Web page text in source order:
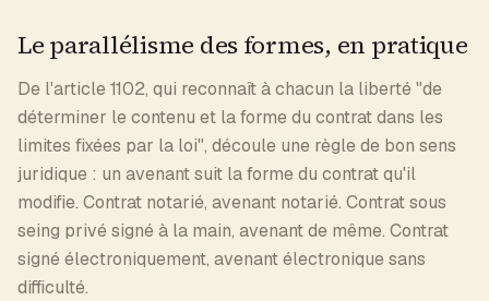
Le parallélisme des formes, en pratique
De l'article 1102, qui reconnaît à chacun la liberté "de
déterminer le contenu et la forme du contrat dans les
limites fixées par la loi", découle une règle de bon sens
juridique : un avenant suit la forme du contrat qu'il
modifie. Contrat notarié, avenant notarié. Contrat sous
seing privé signé à la main, avenant de même. Contrat
signé électroniquement, avenant électronique sans
difficulté.